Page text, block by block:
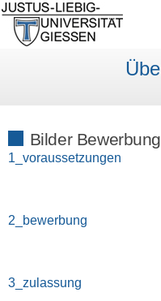
Bilder
1_voraussetzungen
2_bewerbung
3_zulassung